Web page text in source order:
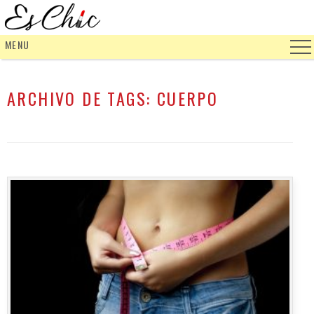
MENU
ARCHIVO DE TAGS: CUERPO